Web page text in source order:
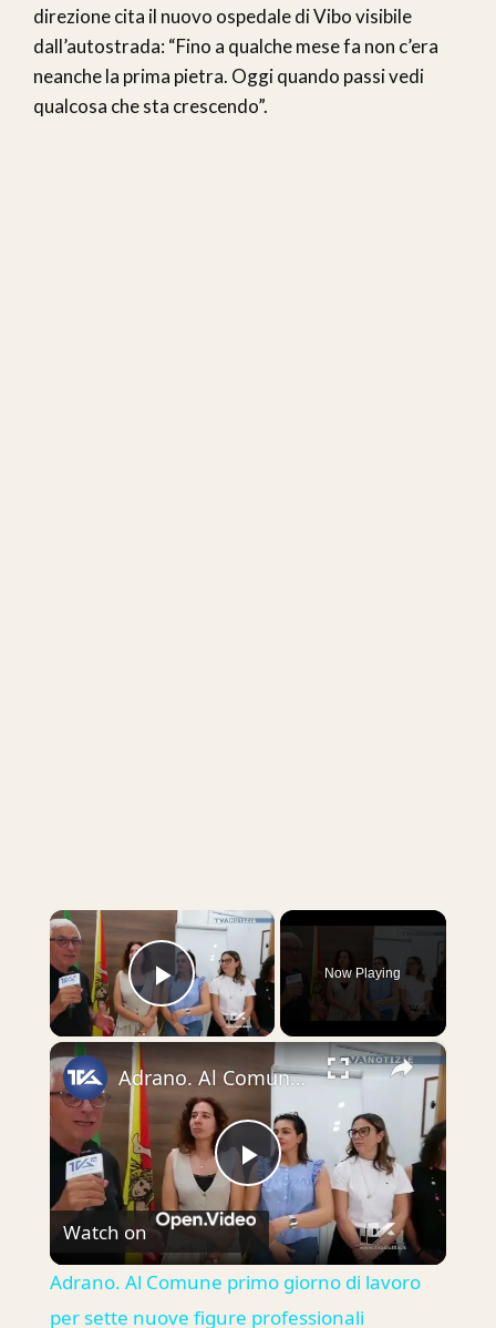
direzione cita il nuovo ospedale di Vibo visibile
dall’autostrada: “Fino a qualche mese fa non c’era
neanche la prima pietra. Oggi quando passi vedi
qualcosa che sta crescendo”.
×
Play Video
Now Playing
×
Play
Video
Adrano. Al Comune primo giorno di lavoro per sette nuove figure professionali destinate a potenziare
Watch on
Adrano. Al Comune primo giorno di lavoro
per sette nuove figure professionali